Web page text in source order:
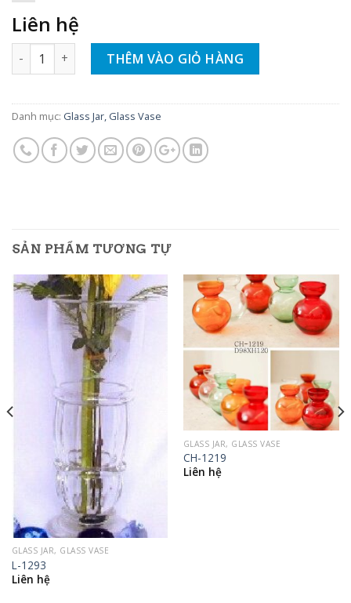
Liên hệ
Số lượng THÊM VÀO GIỎ HÀNG
Danh mục: Glass Jar, Glass Vase
SẢN PHẨM TƯƠNG TỰ
GLASS JAR, GLASS VASE
L-1293
Liên hệ
GLASS JAR, GLASS VASE
CH-1219
Liên hệ